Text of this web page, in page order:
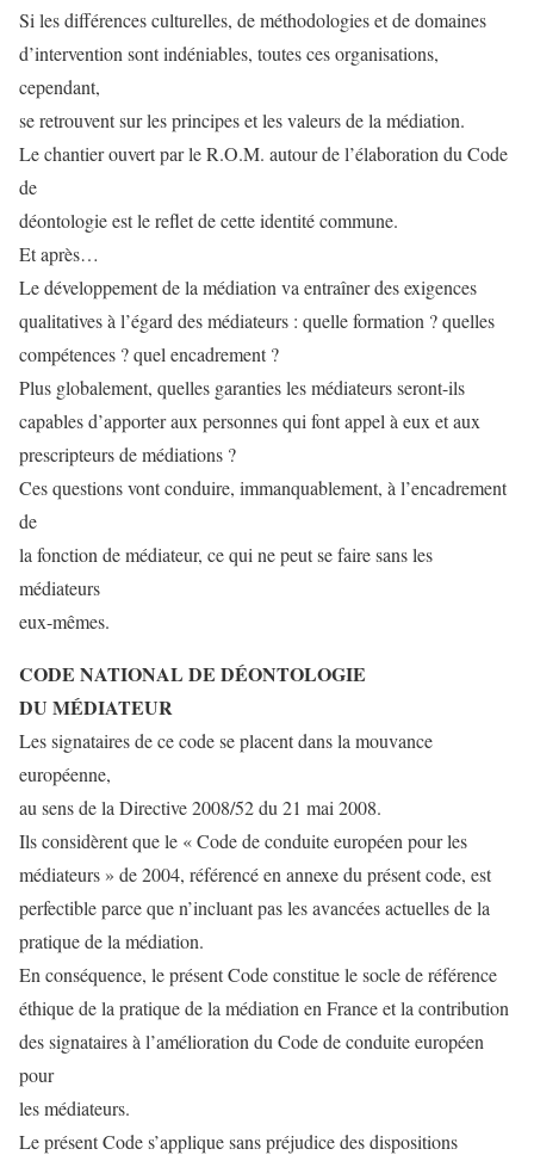
Si les différences culturelles, de méthodologies et de domaines
d’intervention sont indéniables, toutes ces organisations,
cependant,
se retrouvent sur les principes et les valeurs de la médiation.
Le chantier ouvert par le R.O.M. autour de l’élaboration du Code
de
déontologie est le reflet de cette identité commune.
Et après…
Le développement de la médiation va entraîner des exigences
qualitatives à l’égard des médiateurs : quelle formation ? quelles
compétences ? quel encadrement ?
Plus globalement, quelles garanties les médiateurs seront-ils
capables d’apporter aux personnes qui font appel à eux et aux
prescripteurs de médiations ?
Ces questions vont conduire, immanquablement, à l’encadrement
de
la fonction de médiateur, ce qui ne peut se faire sans les
médiateurs
eux-mêmes.
CODE NATIONAL DE DÉONTOLOGIE
DU MÉDIATEUR
Les signataires de ce code se placent dans la mouvance
européenne,
au sens de la Directive 2008/52 du 21 mai 2008.
Ils considèrent que le « Code de conduite européen pour les
médiateurs » de 2004, référencé en annexe du présent code, est
perfectible parce que n’incluant pas les avancées actuelles de la
pratique de la médiation.
En conséquence, le présent Code constitue le socle de référence
éthique de la pratique de la médiation en France et la contribution
des signataires à l’amélioration du Code de conduite européen
pour
les médiateurs.
Le présent Code s’applique sans préjudice des dispositions